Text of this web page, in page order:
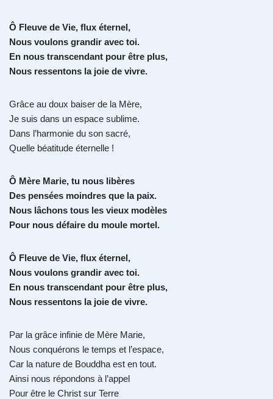
Ô Fleuve de Vie, flux éternel,
Nous voulons grandir avec toi.
En nous transcendant pour être plus,
Nous ressentons la joie de vivre.
Grâce au doux baiser de la Mère,
Je suis dans un espace sublime.
Dans l’harmonie du son sacré,
Quelle béatitude éternelle !
Ô Mère Marie, tu nous libères
Des pensées moindres que la paix.
Nous lâchons tous les vieux modèles
Pour nous défaire du moule mortel.
Ô Fleuve de Vie, flux éternel,
Nous voulons grandir avec toi.
En nous transcendant pour être plus,
Nous ressentons la joie de vivre.
Par la grâce infinie de Mère Marie,
Nous conquérons le temps et l’espace,
Car la nature de Bouddha est en tout.
Ainsi nous répondons à l’appel
Pour être le Christ sur Terre